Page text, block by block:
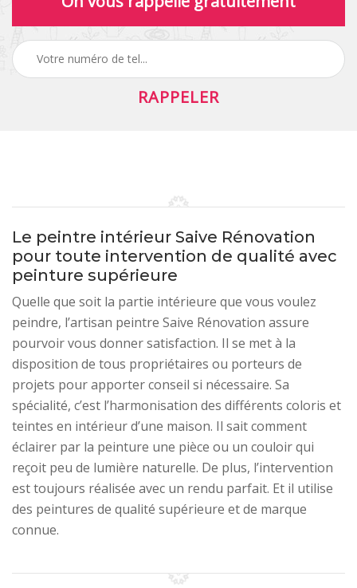
Le peintre intérieur Saive Rénovation
pour toute intervention de qualité avec
peinture supérieure
Quelle que soit la partie intérieure que vous voulez
peindre, l’artisan peintre Saive Rénovation assure
pourvoir vous donner satisfaction. Il se met à la
disposition de tous propriétaires ou porteurs de
projets pour apporter conseil si nécessaire. Sa
spécialité, c’est l’harmonisation des différents coloris et
teintes en intérieur d’une maison. Il sait comment
éclairer par la peinture une pièce ou un couloir qui
reçoit peu de lumière naturelle. De plus, l’intervention
est toujours réalisée avec un rendu parfait. Et il utilise
des peintures de qualité supérieure et de marque
connue.